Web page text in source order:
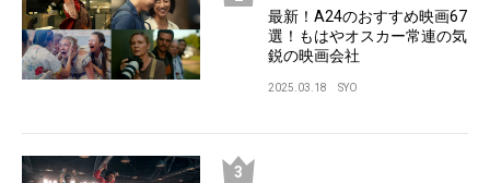
最新！A24のおすすめ映画67
選！もはやオスカー常連の気
鋭の映画会社
2025.03.18 SYO